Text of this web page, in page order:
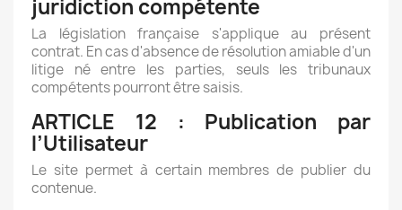
juridiction compétente
La législation française s'applique au présent
contrat. En cas d'absence de résolution amiable d'un
litige né entre les parties, seuls les tribunaux
compétents pourront être saisis.
ARTICLE 12 : Publication par
l’Utilisateur
Le site permet à certain membres de publier du
contenue.